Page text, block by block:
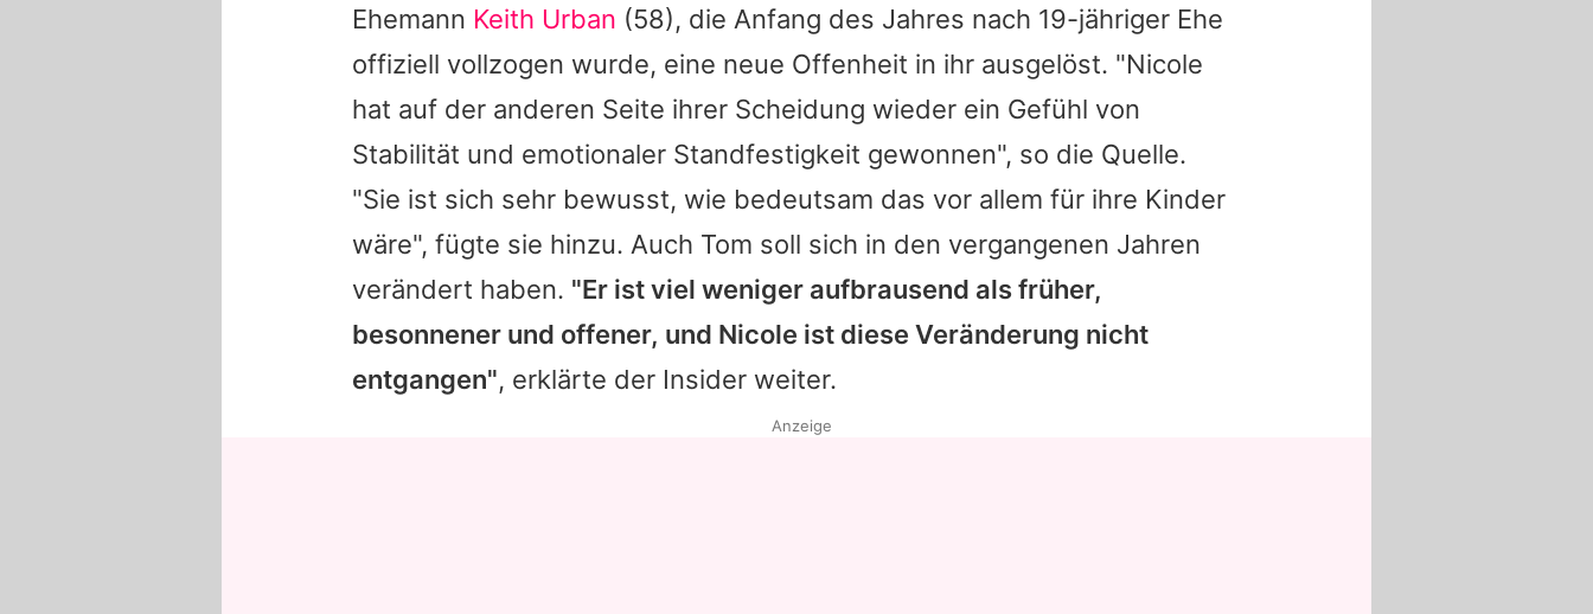
Ehemann Keith Urban (58), die Anfang des Jahres nach 19-jähriger Ehe
offiziell vollzogen wurde, eine neue Offenheit in ihr ausgelöst. "Nicole
hat auf der anderen Seite ihrer Scheidung wieder ein Gefühl von
Stabilität und emotionaler Standfestigkeit gewonnen", so die Quelle.
"Sie ist sich sehr bewusst, wie bedeutsam das vor allem für ihre Kinder
wäre", fügte sie hinzu. Auch Tom soll sich in den vergangenen Jahren
verändert haben. "Er ist viel weniger aufbrausend als früher,
besonnener und offener, und Nicole ist diese Veränderung nicht
entgangen", erklärte der Insider weiter.
Anzeige